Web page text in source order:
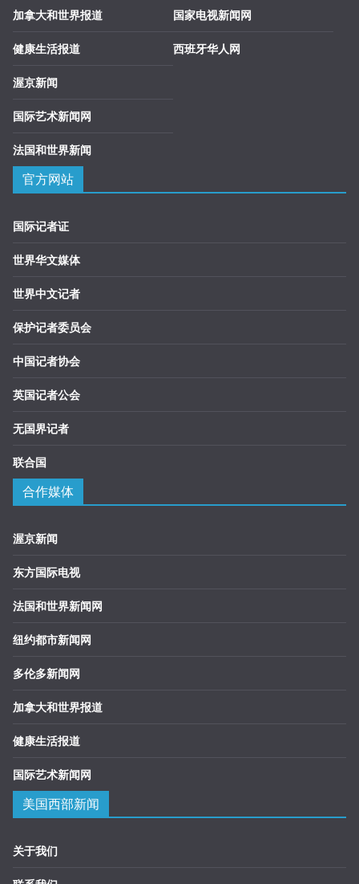
加拿大和世界报道
健康生活报道
渥京新闻
国际艺术新闻网
法国和世界新闻
国家电视新闻网
西班牙华人网
官方网站
国际记者证
世界华文媒体
世界中文记者
保护记者委员会
中国记者协会
英国记者公会
无国界记者
联合国
合作媒体
渥京新闻
东方国际电视
法国和世界新闻网
纽约都市新闻网
多伦多新闻网
加拿大和世界报道
健康生活报道
国际艺术新闻网
美国西部新闻
关于我们